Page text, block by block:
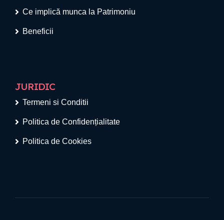
Ce implică munca la Patrimoniu
Beneficii
JURIDIC
Termeni si Conditii
Politica de Confidențialitate
Politica de Cookies